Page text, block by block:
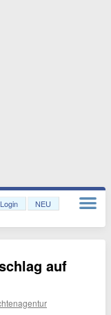
Login NEU
auf